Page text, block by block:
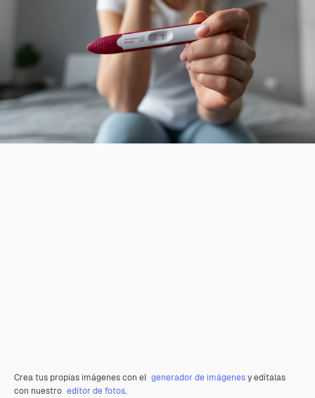
Crea tus propias imágenes con el generador de imágenesy edítalas
con nuestro editor de fotos.